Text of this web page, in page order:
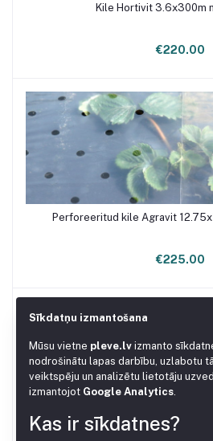
Lisa
Kile Hortivit 3.6x300m
€220.00
Lisa
Perforeeritud kile Agravit
€225.00
Lisa ostukorvi
Kile Hortivit 4.2x300m
Sīkdatņu izmantošana
Mūsu vietne pleve.lv izmanto
nodrošinātu lapas darbību, uzlabotu
veiktspēju un analizētu lietotāju
izmantojot Google Analytics
Kas ir sīkdatnes?